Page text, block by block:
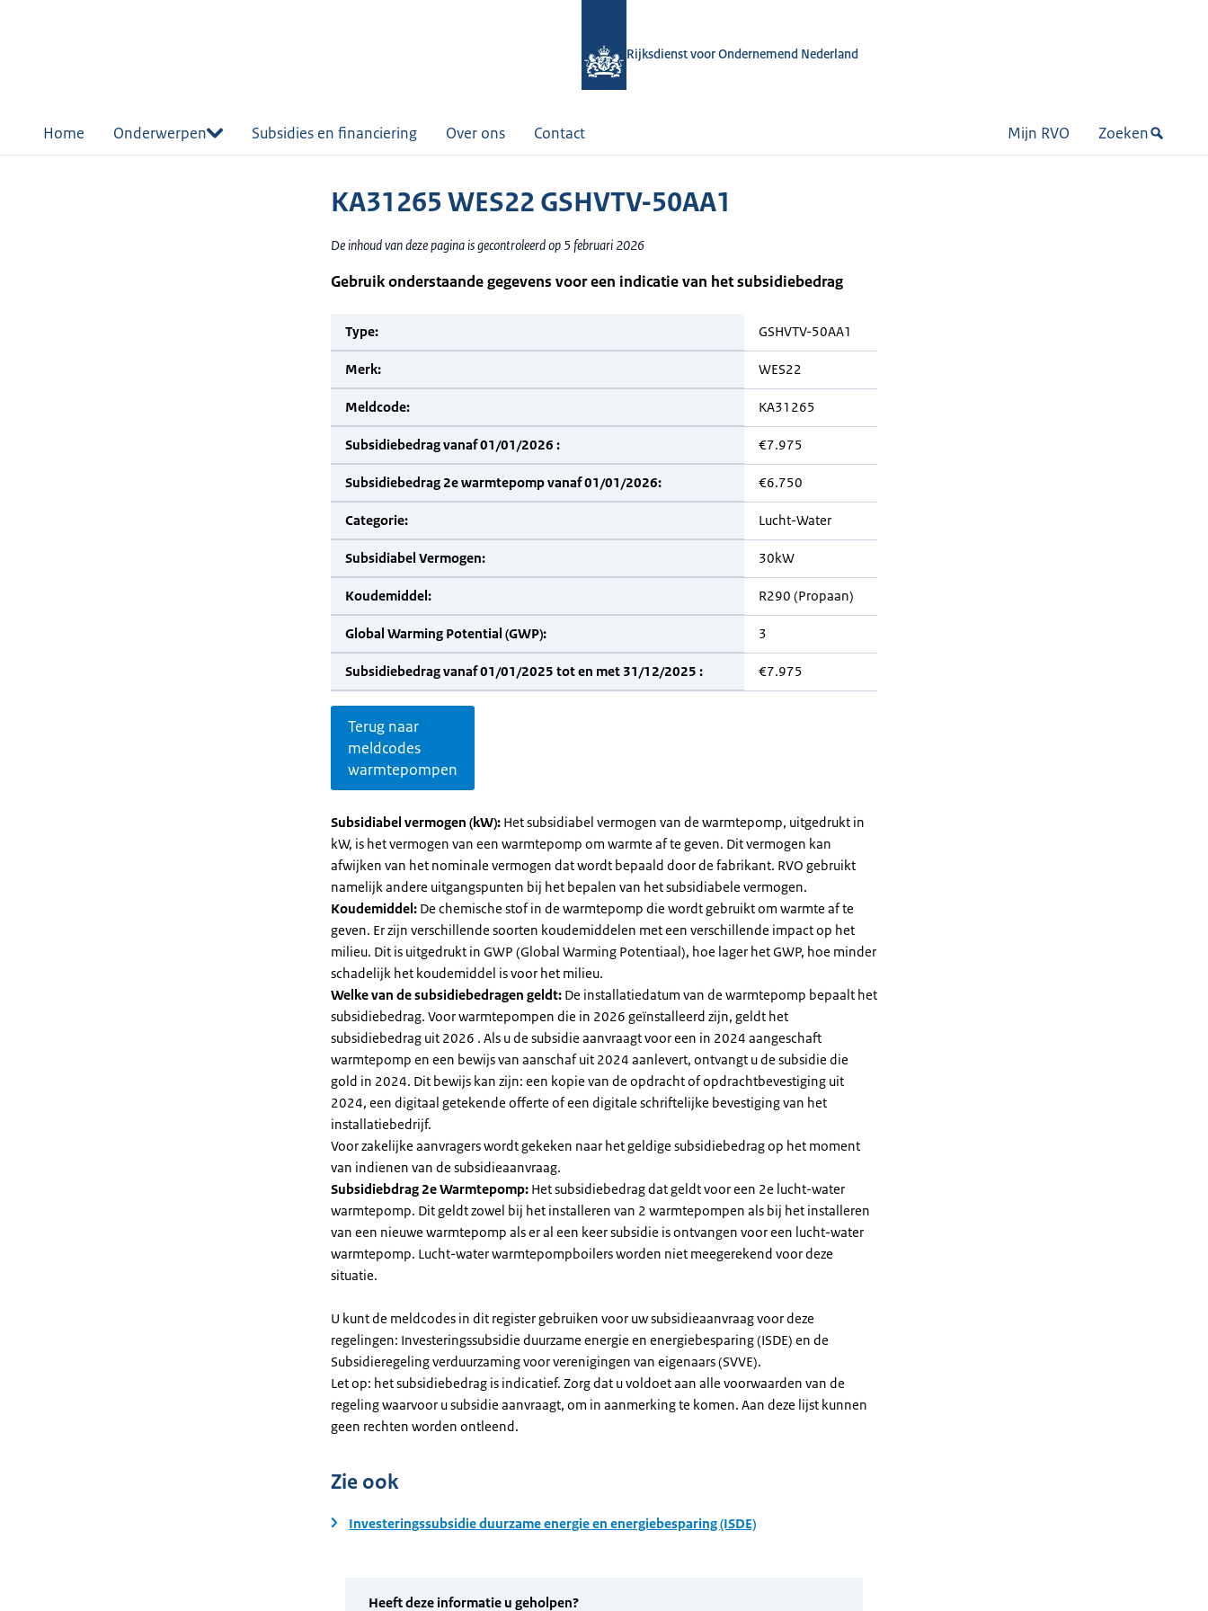
Rijksdienst voor Ondernemend Nederland
Home Onderwerpen Subsidies en financiering Over ons Contact Mijn RVO Zoeken
KA31265 WES22 GSHVTV-50AA1
De inhoud van deze pagina is gecontroleerd op 5 februari 2026
Gebruik onderstaande gegevens voor een indicatie van het subsidiebedrag
Type: GSHVTV-50AA1
Merk: WES22
Meldcode: KA31265
Subsidiebedrag vanaf 01/01/2026 : €7.975
Subsidiebedrag 2e warmtepomp vanaf 01/01/2026: €6.750
Categorie: Lucht-Water
Subsidiabel Vermogen: 30kW
Koudemiddel: R290 (Propaan)
Global Warming Potential (GWP): 3
Subsidiebedrag vanaf 01/01/2025 tot en met 31/12/2025 : €7.975
Terug naar
meldcodes
warmtepompen
Subsidiabel vermogen (kW): Het subsidiabel vermogen van de warmtepomp, uitgedrukt in
kW, is het vermogen van een warmtepomp om warmte af te geven. Dit vermogen kan
afwijken van het nominale vermogen dat wordt bepaald door de fabrikant. RVO gebruikt
namelijk andere uitgangspunten bij het bepalen van het subsidiabele vermogen.
Koudemiddel: De chemische stof in de warmtepomp die wordt gebruikt om warmte af te
geven. Er zijn verschillende soorten koudemiddelen met een verschillende impact op het
milieu. Dit is uitgedrukt in GWP (Global Warming Potentiaal), hoe lager het GWP, hoe minder
schadelijk het koudemiddel is voor het milieu.
Welke van de subsidiebedragen geldt: De installatiedatum van de warmtepomp bepaalt het
subsidiebedrag. Voor warmtepompen die in 2026 geïnstalleerd zijn, geldt het
subsidiebedrag uit 2026 . Als u de subsidie aanvraagt voor een in 2024 aangeschaft
warmtepomp en een bewijs van aanschaf uit 2024 aanlevert, ontvangt u de subsidie die
gold in 2024. Dit bewijs kan zijn: een kopie van de opdracht of opdrachtbevestiging uit
2024, een digitaal getekende offerte of een digitale schriftelijke bevestiging van het
installatiebedrijf.
Voor zakelijke aanvragers wordt gekeken naar het geldige subsidiebedrag op het moment
van indienen van de subsidieaanvraag.
Subsidiebdrag 2e Warmtepomp: Het subsidiebedrag dat geldt voor een 2e lucht-water
warmtepomp. Dit geldt zowel bij het installeren van 2 warmtepompen als bij het installeren
van een nieuwe warmtepomp als er al een keer subsidie is ontvangen voor een lucht-water
warmtepomp. Lucht-water warmtepompboilers worden niet meegerekend voor deze
situatie.
U kunt de meldcodes in dit register gebruiken voor uw subsidieaanvraag voor deze
regelingen: Investeringssubsidie duurzame energie en energiebesparing (ISDE) en de
Subsidieregeling verduurzaming voor verenigingen van eigenaars (SVVE).
Let op: het subsidiebedrag is indicatief. Zorg dat u voldoet aan alle voorwaarden van de
regeling waarvoor u subsidie aanvraagt, om in aanmerking te komen. Aan deze lijst kunnen
geen rechten worden ontleend.
Zie ook
Investeringssubsidie duurzame energie en energiebesparing (ISDE)